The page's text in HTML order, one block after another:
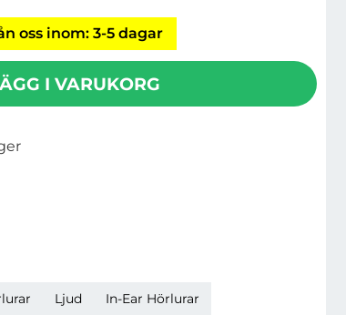
oss inom: 3-5 dagar
I VARUKORG
Ljud
In-Ear Hörlurar